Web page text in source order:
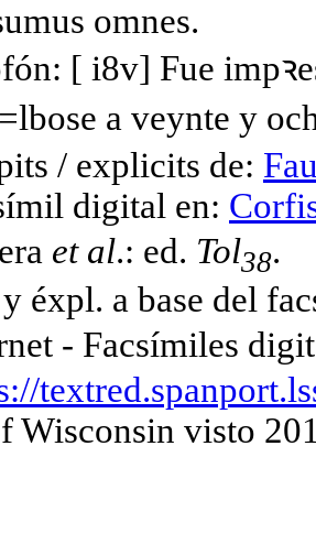
omnes.
[ i8v] Fue
a veynte y
/ explicits de:
digital en:
et al.: ed. Tol38.
éxpl. a base del
- Facsímiles
Wisconsin visto